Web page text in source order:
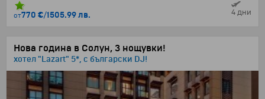
от770 €/1505.99 лв. 4 дни
Нова година в Солун, 3 нощувки!
хотел "Lazart" 5*, с български DJ!